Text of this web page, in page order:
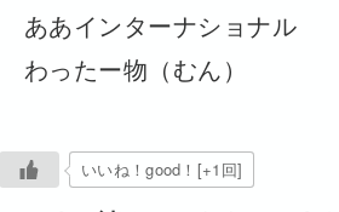
ああインターナショナル
わったー物（むん）
いいね！good！[+1回]